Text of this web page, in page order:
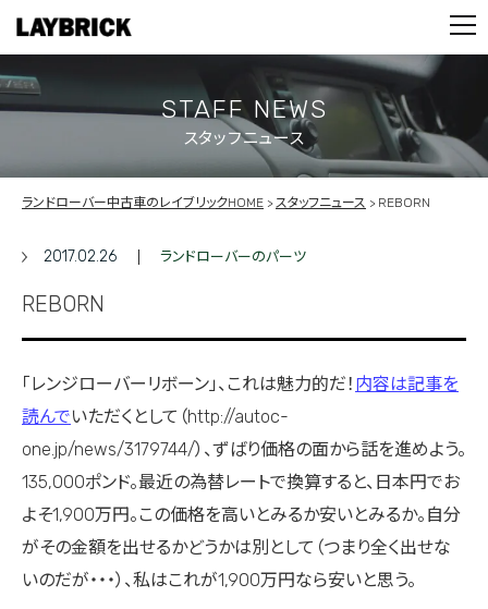
PARTS
CONTACT
PRIVACY POLICY
STAFF NEWS
スタッフニュース
ランドローバー中古車のレイブリックHOME スタッフニュース REBORN
2017.02.26 ランドローバーのパーツ
REBORN
「レンジローバーリボーン」、これは魅力的だ！ 内容は記事を
読んでいただくとして（http://autoc-
one.jp/news/3179744/）、ずばり価格の面から話を進めよう。
135,000ポンド。最近の為替レートで換算すると、日本円でお
よそ1,900万円。この価格を高いとみるか安いとみるか。自分
がその金額を出せるかどうかは別として（つまり全く出せな
いのだが・・・）、私はこれが1,900万円なら安いと思う。